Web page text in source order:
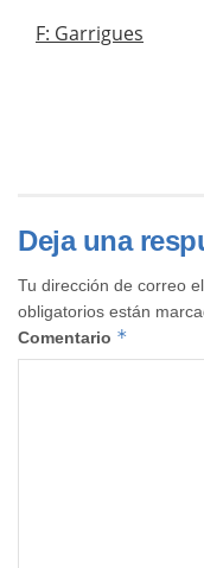
F: Garrigues
Deja una
Tu dirección de correo
obligatorios están
Comentario *